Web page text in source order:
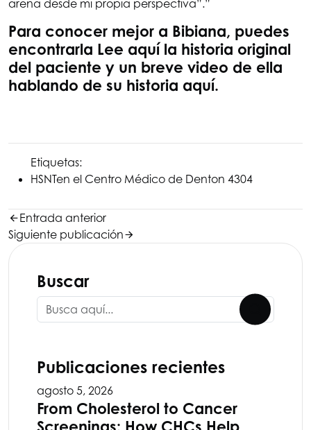
arena desde mi propia perspectiva”.”
Para conocer mejor a Bibiana, puedes
encontrarla Lee aquí la historia original
del paciente y un breve video de ella
hablando de su historia aquí.
Etiquetas:
HSNTen el Centro Médico de Denton 4304
Entrada anterior
Siguiente publicación
Buscar
Publicaciones recientes
agosto 5, 2026
From Cholesterol to Cancer